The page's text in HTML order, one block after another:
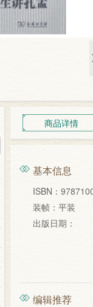
商品详情
基本信息
ISBN：
装帧：平装
出版日期：
编辑推荐